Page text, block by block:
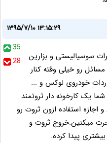
۱۳۹۵/۷/۱۰ ۱۳:۱۵:۲۹
35
28
سوسیالیستی و بزارین
رو خیلی وقته کنار
خودروی لوکس و ...
یک کارخونه دار ثروتمند
استفاده ازون ثروت رو
میکنین.خروج ثروت و
پیدا کرده.